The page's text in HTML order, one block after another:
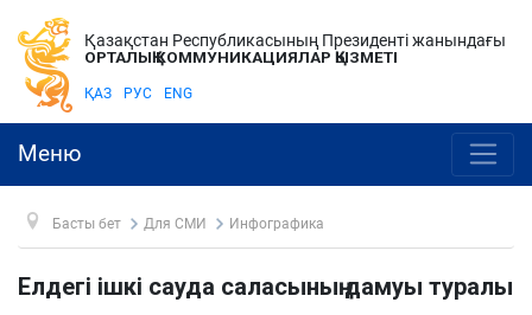
Қазақстан Республикасының Президенті жанындағы
ОРТАЛЫҚ КОММУНИКАЦИЯЛАР ҚЫЗМЕТІ
ҚАЗ РУС ENG
Меню
Басты бет Для СМИ Инфографика
Елдегі ішкі сауда саласының дамуы туралы